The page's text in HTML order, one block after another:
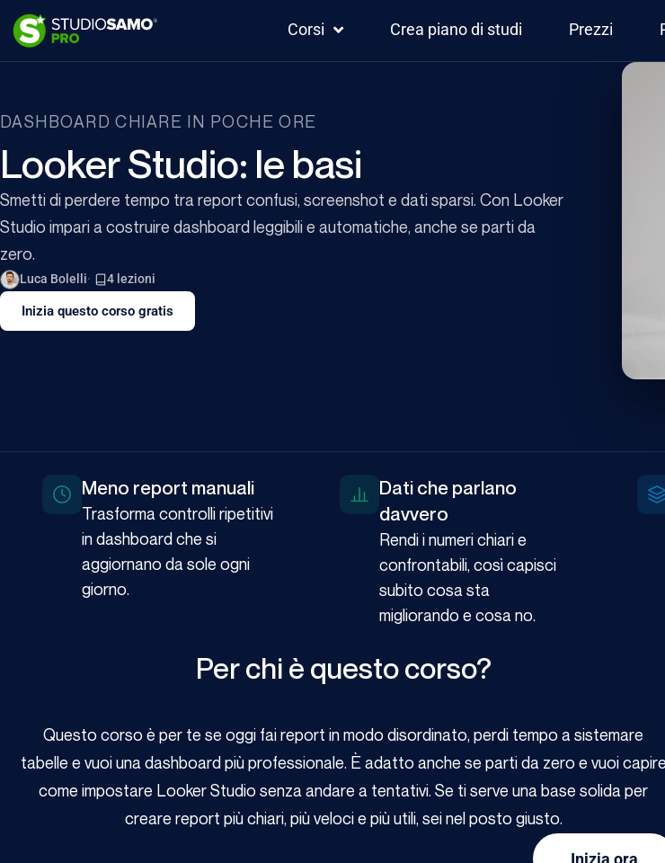
Corsi Crea piano di studi Prezzi
DASHBOARD CHIARE IN POCHE ORE
Looker Studio: le basi
Smetti di perdere tempo tra report confusi, screenshot e dati sparsi. Con Looker
Studio impari a costruire dashboard leggibili e automatiche, anche se parti da
zero.
Luca Bolelli 4 lezioni
Inizia questo corso gratis
Meno report manuali
Trasforma controlli ripetitivi
in dashboard che si
aggiornano da sole ogni
giorno.
Dati che parlano
davvero
Rendi i numeri chiari e
confrontabili, così capisci
subito cosa sta
migliorando e cosa no.
Per chi è questo corso?
Questo corso è per te se oggi fai report in modo disordinato, perdi tempo a sistemare
tabelle e vuoi una dashboard più professionale. È adatto anche se parti da zero e vuoi capire
come impostare Looker Studio senza andare a tentativi. Se ti serve una base solida per
creare report più chiari, più veloci e più utili, sei nel posto giusto.
Inizia ora